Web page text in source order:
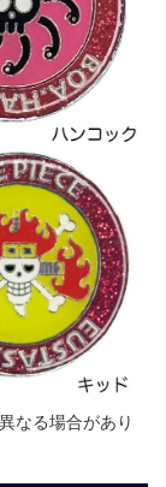
なる場合があり